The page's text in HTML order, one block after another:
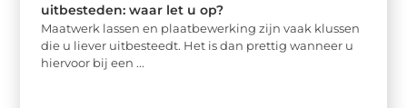
uitbesteden: waar let u op?
Maatwerk lassen en plaatbewerking zijn vaak klussen
die u liever uitbesteedt. Het is dan prettig wanneer u
hiervoor bij een ...